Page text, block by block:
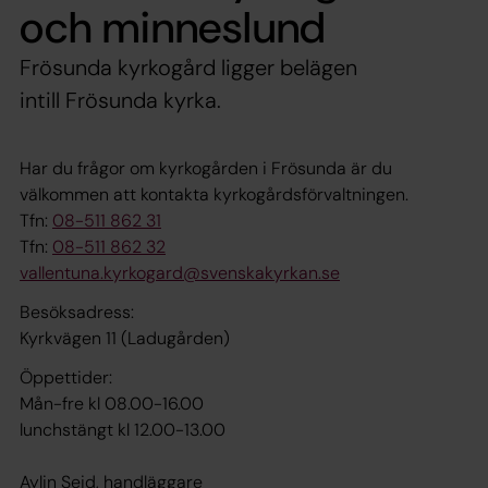
och minneslund
Frösunda kyrkogård ligger belägen
intill Frösunda kyrka.
Har du frågor om kyrkogården i Frösunda är du
välkommen att kontakta kyrkogårdsförvaltningen.
Tfn: 08-511 862 31
Tfn: 08-511 862 32
vallentuna.kyrkogard@svenskakyrkan.se
Besöksadress:
Kyrkvägen 11 (Ladugården)
Öppettider:
Mån-fre kl 08.00-16.00
lunchstängt kl 12.00-13.00
Aylin Seid, handläggare